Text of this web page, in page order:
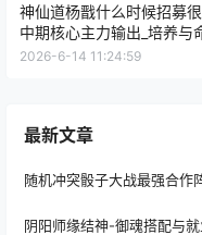
神仙道杨戬什么时候招募
中期核心主力输出_培养与
推荐
2026-6-14 11:24:59
最新文章
随机冲突骰子大战最强合作
阴阳师缘结神-御魂搭配与